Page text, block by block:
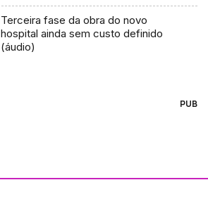
Terceira fase da obra do novo
hospital ainda sem custo definido
(áudio)
PUB